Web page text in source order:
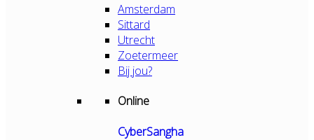
Amsterdam
Sittard
Utrecht
Zoetermeer
Bij jou?
Online
CyberSangha